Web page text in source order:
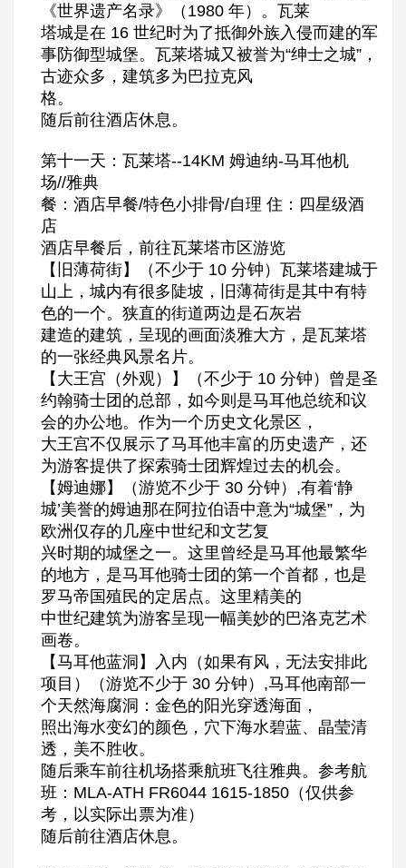
《世界遗产名录》（1980 年）。瓦莱
塔城是在 16 世纪时为了抵御外族入侵而建的军
事防御型城堡。瓦莱塔城又被誉为“绅士之城”，
古迹众多，建筑多为巴拉克风
格。
随后前往酒店休息。
第十一天：瓦莱塔--14KM 姆迪纳-马耳他机
场//雅典
餐：酒店早餐/特色小排骨/自理 住：四星级酒
店
酒店早餐后，前往瓦莱塔市区游览
【旧薄荷街】（不少于 10 分钟）瓦莱塔建城于
山上，城内有很多陡坡，旧薄荷街是其中有特
色的一个。狭直的街道两边是石灰岩
建造的建筑，呈现的画面淡雅大方，是瓦莱塔
的一张经典风景名片。
【大王宫（外观）】（不少于 10 分钟）曾是圣
约翰骑士团的总部，如今则是马耳他总统和议
会的办公地。作为一个历史文化景区，
大王宫不仅展示了马耳他丰富的历史遗产，还
为游客提供了探索骑士团辉煌过去的机会。
【姆迪娜】（游览不少于 30 分钟）,有着‘静
城’美誉的姆迪那在阿拉伯语中意为“城堡”，为
欧洲仅存的几座中世纪和文艺复
兴时期的城堡之一。这里曾经是马耳他最繁华
的地方，是马耳他骑士团的第一个首都，也是
罗马帝国殖民的定居点。这里精美的
中世纪建筑为游客呈现一幅美妙的巴洛克艺术
画卷。
【马耳他蓝洞】入内（如果有风，无法安排此
项目）（游览不少于 30 分钟）,马耳他南部一
个天然海腐洞：金色的阳光穿透海面，
照出海水变幻的颜色，穴下海水碧蓝、晶莹清
透，美不胜收。
随后乘车前往机场搭乘航班飞往雅典。参考航
班：MLA-ATH FR6044 1615-1850（仅供参
考，以实际出票为准）
随后前往酒店休息。